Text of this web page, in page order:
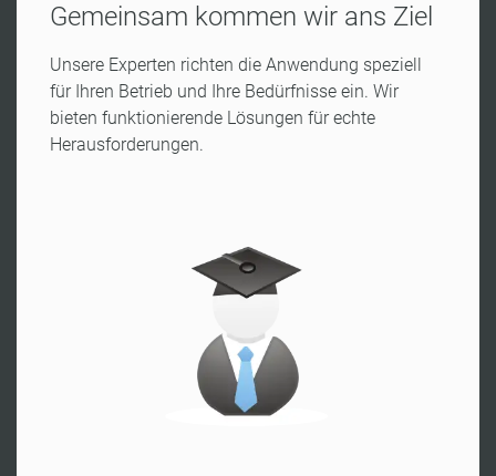
Gemeinsam kommen wir ans Ziel
Unsere Experten richten die Anwendung speziell
für Ihren Betrieb und Ihre Bedürfnisse ein. Wir
bieten funktionierende Lösungen für echte
Herausforderungen.